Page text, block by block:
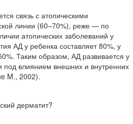
связь с атопическими
линии (60–70%), реже — по
атопических заболеваний у
АД у ребенка составляет 80%, у
Таким образом, АД развивается у
под влиянием внешних и внутренних
M., 2002).
дерматит?